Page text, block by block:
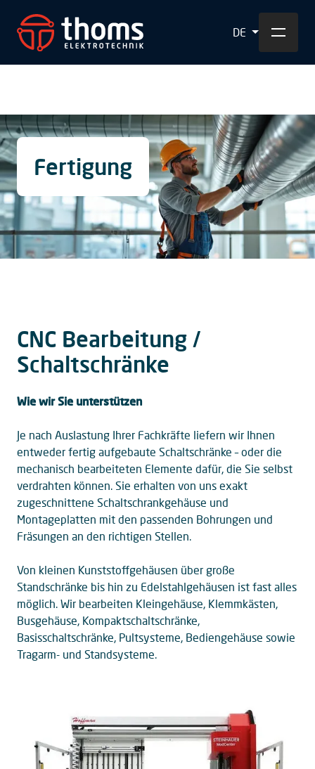
DE
Fertigung
CNC Bearbeitung /
Schaltschränke
Wie wir Sie unterstützen
Je nach Auslastung Ihrer Fachkräfte liefern wir Ihnen
entweder fertig aufgebaute Schaltschränke – oder die
mechanisch bearbeiteten Elemente dafür, die Sie selbst
verdrahten können. Sie erhalten von uns exakt
zugeschnittene Schaltschrankgehäuse und
Montageplatten mit den passenden Bohrungen und
Fräsungen an den richtigen Stellen.
Von kleinen Kunststoffgehäusen über große
Standschränke bis hin zu Edelstahlgehäusen ist fast alles
möglich. Wir bearbeiten Kleingehäuse, Klemmkästen,
Busgehäuse, Kompaktschaltschränke,
Basisschaltschränke, Pultsysteme, Bediengehäuse sowie
Tragarm- und Standsysteme.